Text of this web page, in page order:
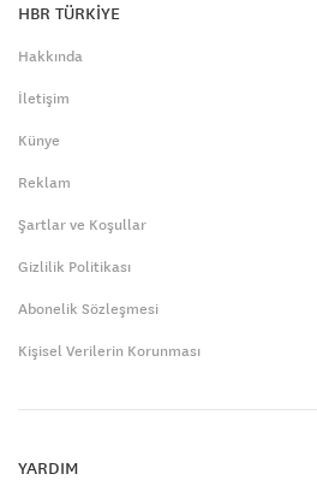
HBR TÜRKİYE
Hakkında
İletişim
Künye
Reklam
Şartlar ve Koşullar
Gizlilik Politikası
Abonelik Sözleşmesi
Kişisel Verilerin Korunması
YARDIM